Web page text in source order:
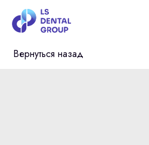
Вернуться назад